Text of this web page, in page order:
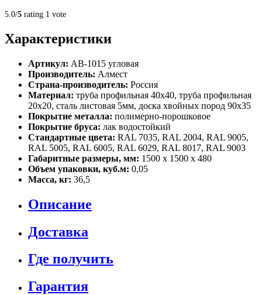
5.0/5 rating 1 vote
Характеристики
Артикул: AB-1015 угловая
Производитель: Алмест
Страна-производитель: Россия
Материал: труба профильная 40х40, труба профильная
20х20, сталь листовая 5мм, доска хвойных пород 90х35
Покрытие металла: полимерно-порошковое
Покрытие бруса: лак водостойкий
Стандартные цвета: RAL 7035, RAL 2004, RAL 9005,
RAL 5005, RAL 6005, RAL 6029, RAL 8017, RAL 9003
Габаритные размеры, мм: 1500 х 1500 х 480
Объем упаковки, куб.м: 0,05
Масса, кг: 36,5
Описание
Доставка
Где получить
Гарантия